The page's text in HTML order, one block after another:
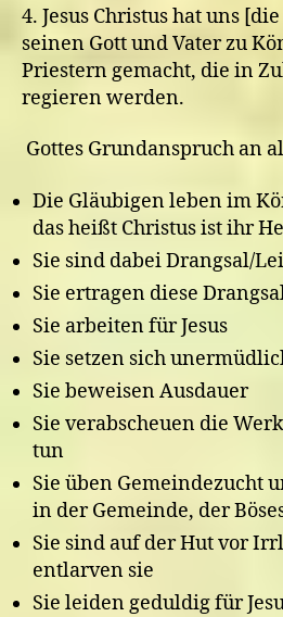
4. Jesus Christus hat uns
seinen Gott und Vater zu
Priestern gemacht, die in
regieren werden.
Gottes Grundanspruch an
Die Gläubigen leben im
das heißt Christus ist ihr
Sie sind dabei Drangsal/
Sie ertragen diese
Sie arbeiten für Jesus
Sie setzen sich
Sie beweisen Ausdauer
Sie verabscheuen die
tun
Sie üben Gemeindezucht
in der Gemeinde, der
Sie sind auf der Hut vor
entlarven sie
Sie leiden geduldig für